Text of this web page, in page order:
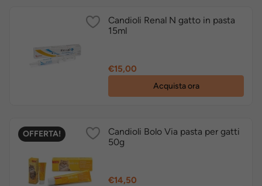
Candioli Renal N gatto in pasta
15ml
Prezzo
€15,00
Acquista ora
OFFERTA!
Candioli Bolo Via pasta per gatti
50g
Prezzo
€14,50